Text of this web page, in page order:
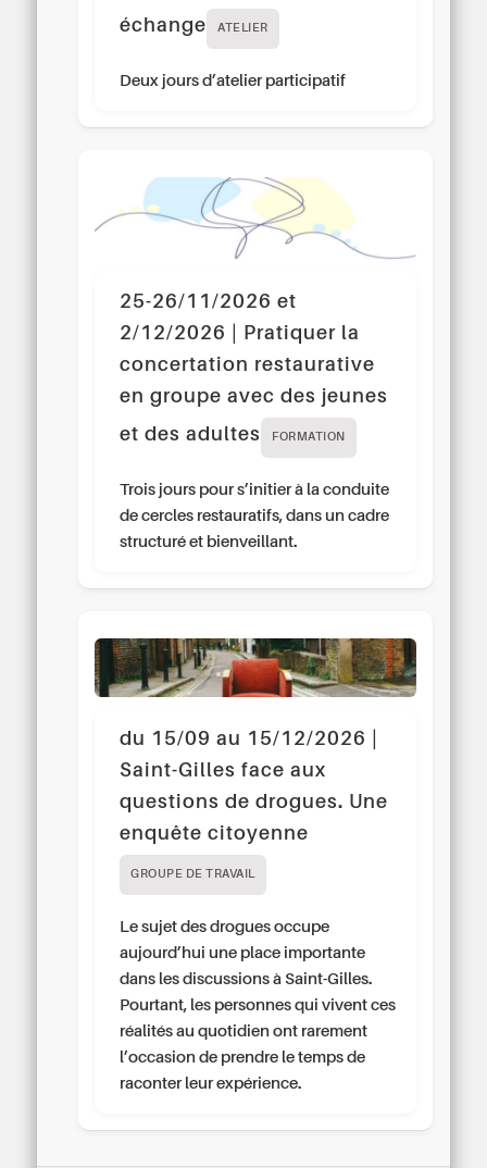
échange
ATELIER
Deux jours d’atelier participatif
25-26/11/2026 et
2/12/2026 | Pratiquer la
concertation restaurative
en groupe avec des jeunes
et des adultes
FORMATION
Trois jours pour s’initier à la conduite
de cercles restauratifs, dans un cadre
structuré et bienveillant.
du 15/09 au 15/12/2026 |
Saint-Gilles face aux
questions de drogues. Une
enquête citoyenne
GROUPE DE TRAVAIL
Le sujet des drogues occupe
aujourd’hui une place importante
dans les discussions à Saint-Gilles.
Pourtant, les personnes qui vivent ces
réalités au quotidien ont rarement
l’occasion de prendre le temps de
raconter leur expérience.